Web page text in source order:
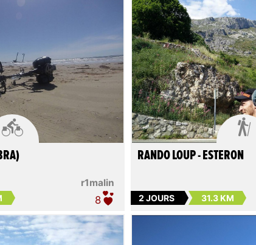
r1malin
8

RANDO LOUP - ESTERON
2 JOURS 31.3 KM